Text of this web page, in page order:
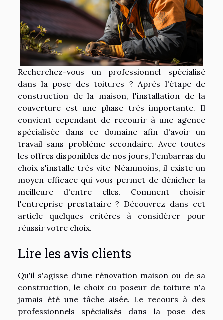
Recherchez-vous un professionnel spécialisé
dans la pose des toitures ? Après l'étape de
construction de la maison, l'installation de la
couverture est une phase très importante. Il
convient cependant de recourir à une agence
spécialisée dans ce domaine afin d'avoir un
travail sans problème secondaire. Avec toutes
les offres disponibles de nos jours, l'embarras du
choix s'installe très vite. Néanmoins, il existe un
moyen efficace qui vous permet de dénicher la
meilleure d'entre elles. Comment choisir
l'entreprise prestataire ? Découvrez dans cet
article quelques critères à considérer pour
réussir votre choix.
Lire les avis clients
Qu'il s'agisse d'une rénovation maison ou de sa
construction, le choix du poseur de toiture n'a
jamais été une tâche aisée. Le recours à des
professionnels spécialisés dans la pose des